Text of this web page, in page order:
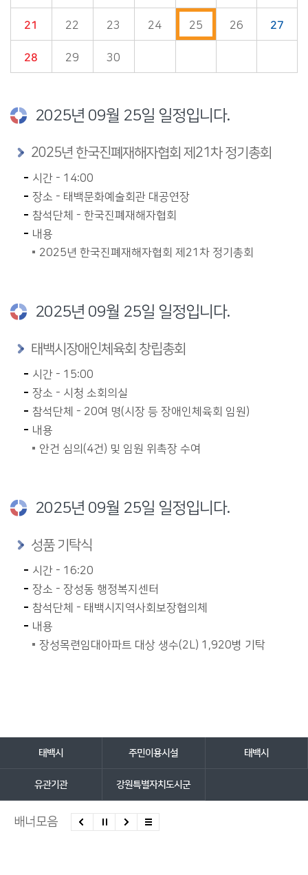
21 22 23 24 25 26 27
28 29 30
2025년 09월 25일 일정입니다.
2025년 한국진폐재해자협회 제21차 정기총회
시간 - 14:00
장소 - 태백문화예술회관 대공연장
참석단체 - 한국진폐재해자협회
내용
2025년 한국진폐재해자협회 제21차 정기총회
2025년 09월 25일 일정입니다.
태백시장애인체육회 창립총회
시간 - 15:00
장소 - 시청 소회의실
참석단체 - 20여 명(시장 등 장애인체육회 임원)
내용
안건 심의(4건) 및 임원 위촉장 수여
2025년 09월 25일 일정입니다.
성품 기탁식
시간 - 16:20
장소 - 장성동 행정복지센터
참석단체 - 태백시지역사회보장협의체
내용
장성목련임대아파트 대상 생수(2L) 1,920병 기탁
바로가기 서비스
태백시 주민이용시설 태백시
유관기관 강원특별자치도시군
배너모음